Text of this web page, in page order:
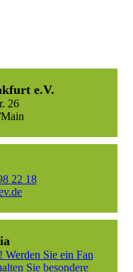
e.V.
26
22 18
Werden Sie ein Fan
Sie besondere